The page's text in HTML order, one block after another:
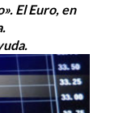
El Euro, en